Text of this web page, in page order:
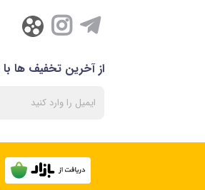
از آخرین تخفیف ها